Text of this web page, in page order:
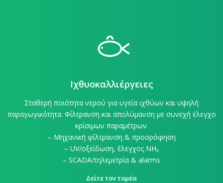
Ιχθυοκαλλιέργειες
Σταθερή ποιότητα νερού για υγεία ιχθύων και υψηλή
παραγωγικότητα. Φίλτρανση και απολύμανση με συνεχή έλεγχο
κρίσιμων παραμέτρων.
– Μηχανική φίλτρανση & προσρόφηση
– UV/οξείδωση, έλεγχος NH₃
– SCADA/τηλεμετρία & alarms
Δείτε τον τομέα